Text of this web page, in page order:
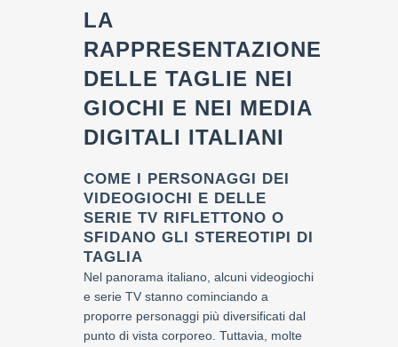
LA
RAPPRESENTAZIONE
DELLE TAGLIE NEI
GIOCHI E NEI MEDIA
DIGITALI ITALIANI
COME I PERSONAGGI DEI
VIDEOGIOCHI E DELLE
SERIE TV RIFLETTONO O
SFIDANO GLI STEREOTIPI DI
TAGLIA
Nel panorama italiano, alcuni videogiochi
e serie TV stanno cominciando a
proporre personaggi più diversificati dal
punto di vista corporeo. Tuttavia, molte